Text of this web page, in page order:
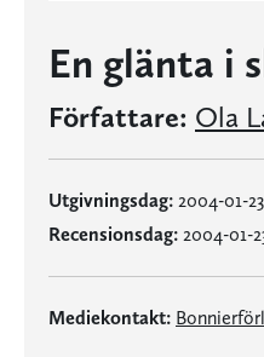
En glänta i
Författare: Ola
Utgivningsdag: 2004-01-23
Recensionsdag: 2004-01-
Mediekontakt: